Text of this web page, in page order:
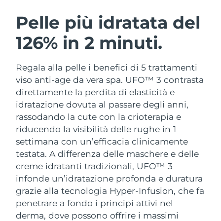
Pelle più idratata del
126% in 2 minuti.
Regala alla pelle i benefici di 5 trattamenti
viso anti-age da vera spa. UFO™ 3 contrasta
direttamente la perdita di elasticità e
idratazione dovuta al passare degli anni,
rassodando la cute con la crioterapia e
riducendo la visibilità delle rughe in 1
settimana con un’efficacia clinicamente
testata. A differenza delle maschere e delle
creme idratanti tradizionali, UFO™ 3
infonde un’idratazione profonda e duratura
grazie alla tecnologia Hyper-Infusion, che fa
penetrare a fondo i principi attivi nel
derma, dove possono offrire i massimi
LUNA™ 4 pacchetto
Anti-aging massage
LUNA™ 4 Plus
Massage, LED heating
LUNA™ 4 Men
For men, anti-aging massage
BEAR™ 2 pacchetto
Microcurrent toning
BEAR™ 2 go
Microcurrent toning on-the-go
BEAR™ 2 eyes & lips
Microcurrent line smoothing device
Idratazione
UFO™ 3 pacchetto
Deep facial hydration
UFO™ 3 LED
Near-infrared and red light therapy
device
Igiene orale
issa™ 4
Hybrid silicone sonic toothbrush
issa™ 4 plus
Smart hybrid silicone sonic toothbrush
TRATTAMENTI ANTI-AGE FAQ™
Anti-age Trattamenti LED
NEW
Austria Consegna stimata8/10/26
Bahrein Consegna stimata
Belgio
Bermuda Consegna stimata8/16/26
Bosnia ed
Erzegovina
Consegna stimata
Brunei Consegna stimata8/15/26
Bulgaria Consegna stimata
Canada Consegna stimata8/14/26
Cile Consegna stimata